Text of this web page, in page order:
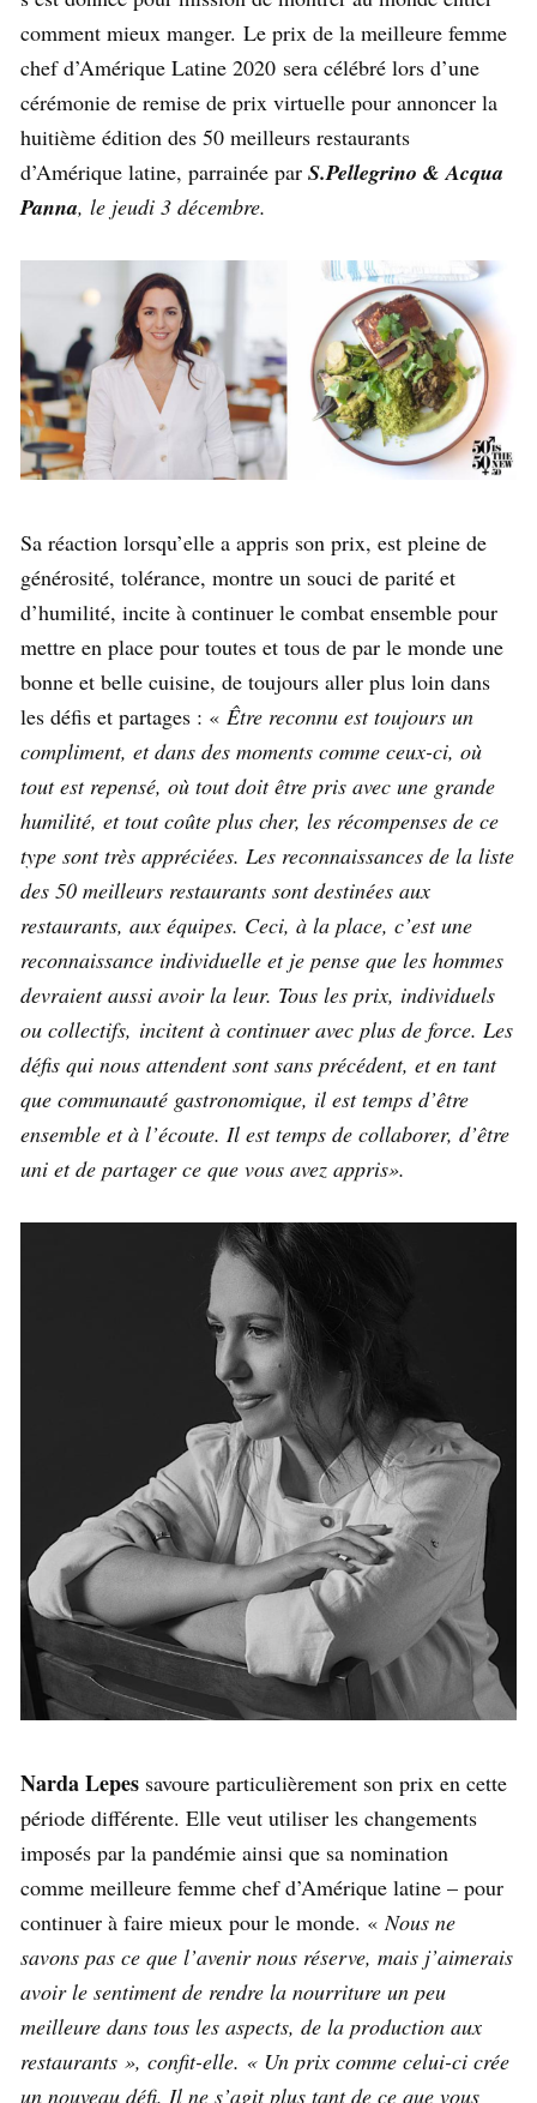
comment mieux manger. Le prix de la meilleure femme
chef d’Amérique Latine 2020 sera célébré lors d’une
cérémonie de remise de prix virtuelle pour annoncer la
huitième édition des 50 meilleurs restaurants
d’Amérique latine, parrainée par S.Pellegrino & Acqua
Panna, le jeudi 3 décembre.
Sa réaction lorsqu’elle a appris son prix, est pleine de
générosité, tolérance, montre un souci de parité et
d’humilité, incite à continuer le combat ensemble pour
mettre en place pour toutes et tous de par le monde une
bonne et belle cuisine, de toujours aller plus loin dans
les défis et partages : « Être reconnu est toujours un
compliment, et dans des moments comme ceux-ci, où
tout est repensé, où tout doit être pris avec une grande
humilité, et tout coûte plus cher, les récompenses de ce
type sont très appréciées. Les reconnaissances de la liste
des 50 meilleurs restaurants sont destinées aux
restaurants, aux équipes. Ceci, à la place, c’est une
reconnaissance individuelle et je pense que les hommes
devraient aussi avoir la leur. Tous les prix, individuels
ou collectifs, incitent à continuer avec plus de force. Les
défis qui nous attendent sont sans précédent, et en tant
que communauté gastronomique, il est temps d’être
ensemble et à l’écoute. Il est temps de collaborer, d’être
uni et de partager ce que vous avez appris».
Narda Lepes savoure particulièrement son prix en cette
période différente. Elle veut utiliser les changements
imposés par la pandémie ainsi que sa nomination
comme meilleure femme chef d’Amérique latine – pour
continuer à faire mieux pour le monde. « Nous ne
savons pas ce que l’avenir nous réserve, mais j’aimerais
avoir le sentiment de rendre la nourriture un peu
meilleure dans tous les aspects, de la production aux
restaurants », confit-elle. « Un prix comme celui-ci crée
un nouveau défi. Il ne s’agit plus tant de ce que vous